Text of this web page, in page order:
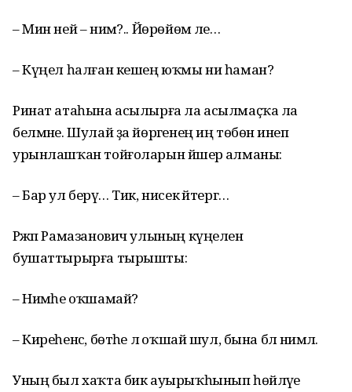
– Мин ней – нимә?.. Йөрөйөм әле…
– Күңел һалған кешең юҡмы ни һаман?
Ринат атаһына асылырға ла асылмаҫҡа ла
белмәне. Шулай ҙа йөрәгенең иң төбөнә инеп
урынлашҡан тойғоларын йәшерә алманы:
– Бар ул берәү… Тик, нисек әйтергә…
Рәжәп Рамазанович улының күңелен
бушаттырырға тырышты:
– Нимәһе оҡшамай?
– Киреһенсә, бөтәһе лә оҡшай шул, бына бәлә нимәлә.
Уның был хаҡта бик ауырыҡһынып һөйләүе